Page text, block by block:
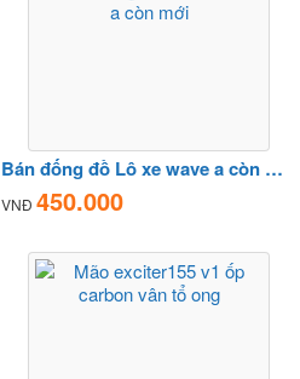
Bán đống đồ Lô xe wave a còn mới
VNĐ450.000